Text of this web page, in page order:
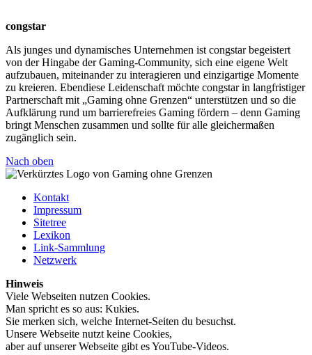
congstar
Als junges und dynamisches Unternehmen ist congstar begeistert
von der Hingabe der Gaming-Community, sich eine eigene Welt
aufzubauen, miteinander zu interagieren und einzigartige Momente
zu kreieren. Ebendiese Leidenschaft möchte congstar in langfristiger
Partnerschaft mit „Gaming ohne Grenzen“ unterstützen und so die
Aufklärung rund um barrierefreies Gaming fördern – denn Gaming
bringt Menschen zusammen und sollte für alle gleichermaßen
zugänglich sein.
Nach oben
Kontakt
Impressum
Sitetree
Lexikon
Link-Sammlung
Netzwerk
Hinweis
Viele Webseiten nutzen Cookies.
Man spricht es so aus: Kukies.
Sie merken sich, welche Internet-Seiten du besuchst.
Unsere Webseite nutzt keine Cookies,
aber auf unserer Webseite gibt es YouTube-Videos.